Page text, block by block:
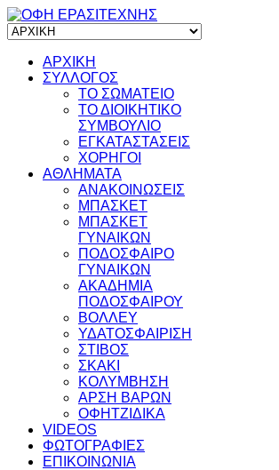
ΑΡΧΙΚΗ
ΣΥΛΛΟΓΟΣ
ΤΟ ΣΩΜΑΤΕΙΟ
ΤΟ ΔΙΟΙΚΗΤΙΚΟ
ΣΥΜΒΟΥΛΙΟ
ΕΓΚΑΤΑΣΤΑΣΕΙΣ
ΧΟΡΗΓΟΙ
ΑΘΛΗΜΑΤΑ
ΑΝΑΚΟΙΝΩΣΕΙΣ
ΜΠΑΣΚΕΤ
ΜΠΑΣΚΕΤ
ΓΥΝΑΙΚΩΝ
ΠΟΔΟΣΦΑΙΡΟ
ΓΥΝΑΙΚΩΝ
ΑΚΑΔΗΜΙΑ
ΠΟΔΟΣΦΑΙΡΟΥ
ΒΟΛΛΕΥ
ΥΔΑΤΟΣΦΑΙΡΙΣΗ
ΣΤΙΒΟΣ
ΣΚΑΚΙ
ΚΟΛΥΜΒΗΣΗ
ΑΡΣΗ ΒΑΡΩΝ
ΟΦΗΤΖΙΔΙΚΑ
VIDEOS
ΦΩΤΟΓΡΑΦΙΕΣ
ΕΠΙΚΟΙΝΩΝΙΑ